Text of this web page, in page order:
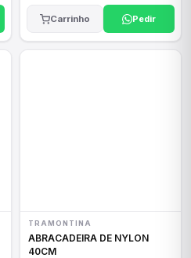
Carrinho Pedir
TRAMONTINA
ABRACADEIRA DE NYLON
40CM